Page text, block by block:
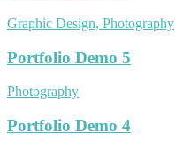
Graphic Design, Photography
Portfolio Demo 5
Photography
Portfolio Demo 4